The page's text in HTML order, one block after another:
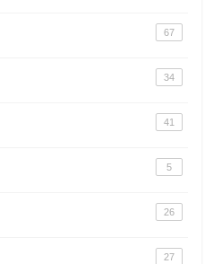
67
34
41
5
26
27